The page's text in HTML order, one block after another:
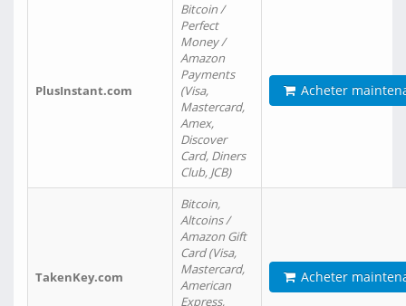
PlusInstant.com
Bitcoin /
Perfect
Money /
Amazon
Payments
(Visa,
Mastercard,
Amex,
Discover
Card, Diners
Club, JCB)
Acheter
TakenKey.com
Bitcoin,
Altcoins /
Amazon Gift
Card (Visa,
Mastercard,
American
Express,
Acheter